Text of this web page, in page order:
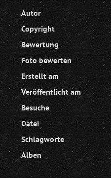
Autor
Copyright
Bewertung
Foto bewerten
Erstellt am
Veröffentlicht am
Besuche
Datei
Schlagworte
Alben